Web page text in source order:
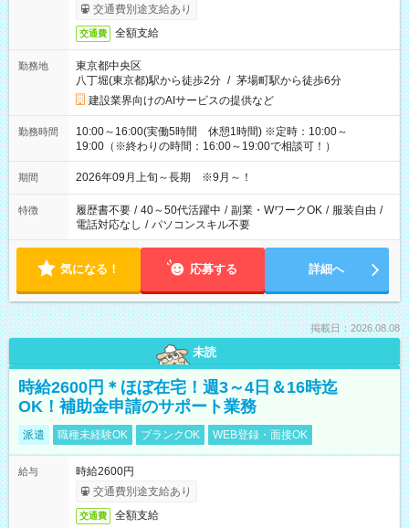
交通費別途支給あり
交通費 全額支給
勤務地
東京都中央区
八丁堀(東京都)駅から徒歩2分 / 茅場町駅から徒歩6分
建設業界向けのAIサービスの提供など
勤務時間
10:00～16:00(実働5時間 休憩1時間) ※定時：10:00～
19:00（※終わりの時間：16:00～19:00で相談可！）
期間 2026年09月上旬～長期 ※9月～！
特徴 履歴書不要 / 40～50代活躍中 / 副業・WワークOK / 服装自由 /
電話対応なし / パソコンスキル不要
気になる！ 応募する 詳細へ
掲載日：2026.08.08
未読
時給2600円＊ほぼ在宅！週3～4日＆16時迄
OK！補助金申請のサポート業務
派遣 職種未経験OK ブランクOK WEB登録・面接OK
給与
時給2600円
交通費別途支給あり
交通費 全額支給